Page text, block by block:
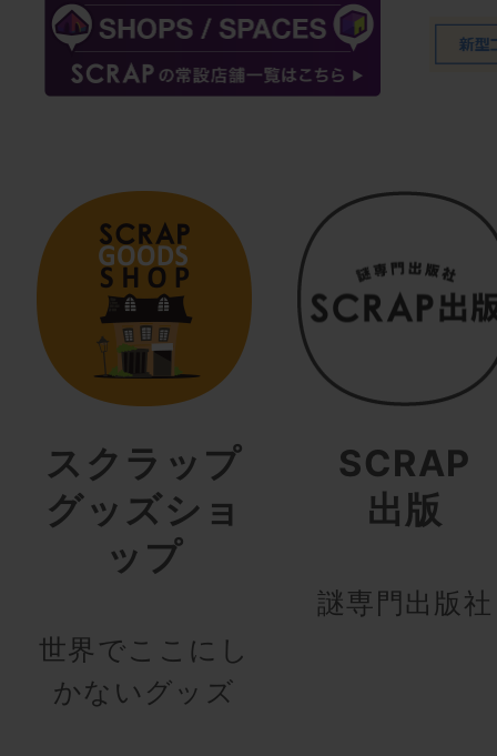
スクラップ
グッズショ
ップ
世界でここにし
かないグッズ
SCRAP
出版
謎専門出版社